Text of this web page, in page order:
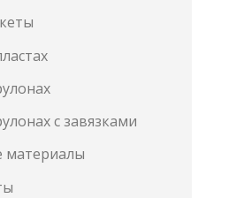
с завязками
материалы